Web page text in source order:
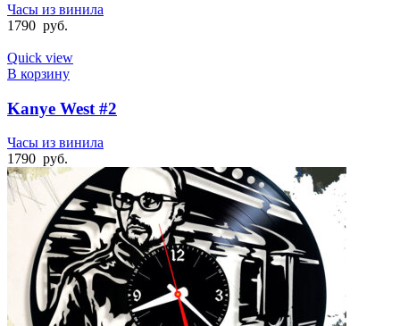
Часы из винила
1790 руб.
Quick view
В корзину
Kanye West #2
Часы из винила
1790 руб.